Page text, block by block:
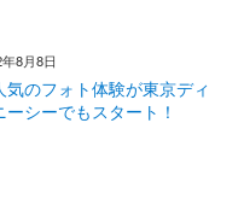
8月8日
気のフォト体験が東京ディ
ーシーでもスタート！